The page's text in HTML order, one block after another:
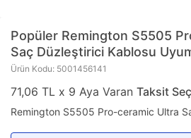
Popüler Remington S5505
Saç Düzleştirici Kablosu
Ürün Kodu: 5001456141
71,06 TL x 9 Aya Varan Taksit
Remington S5505 Pro-ceramic Ultra